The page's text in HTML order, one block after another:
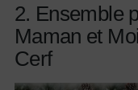
2. Ensemble
Maman et
Cerf